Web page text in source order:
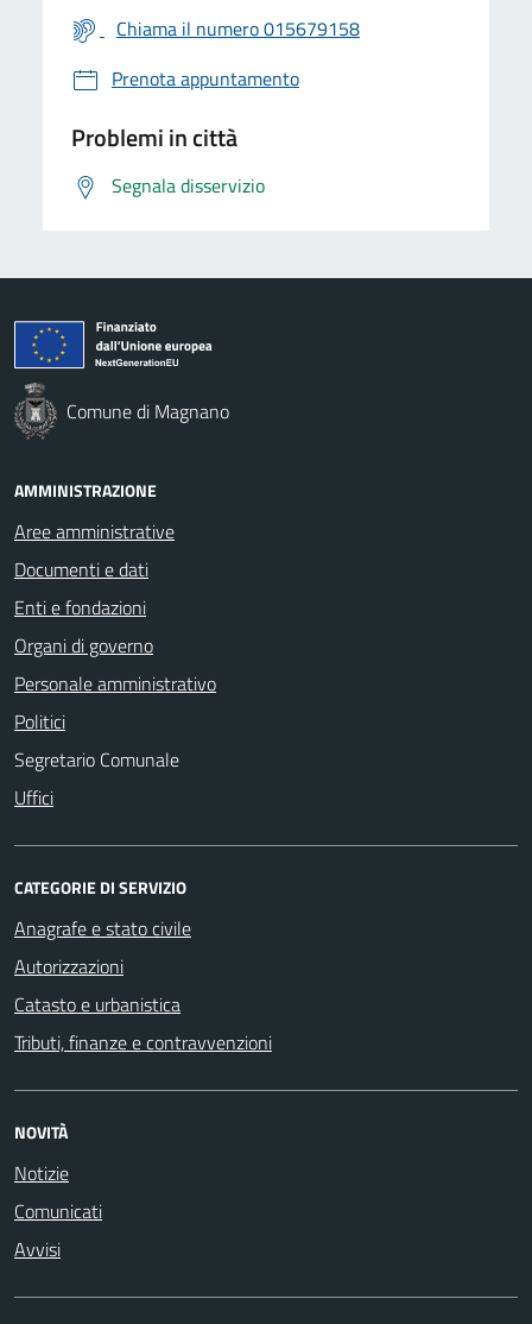
Chiama il numero 015679158
Prenota appuntamento
Problemi in città
Segnala disservizio
Comune di Magnano
AMMINISTRAZIONE
Aree amministrative
Documenti e dati
Enti e fondazioni
Organi di governo
Personale amministrativo
Politici
Segretario Comunale
Uffici
CATEGORIE DI SERVIZIO
Anagrafe e stato civile
Autorizzazioni
Catasto e urbanistica
Tributi, finanze e contravvenzioni
NOVITÀ
Notizie
Comunicati
Avvisi